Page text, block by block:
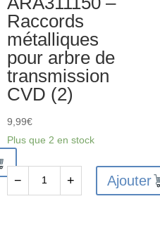
Raccords
métalliques
pour arbre de
transmission
CVD (2)
9,99€
Plus que 2 en stock
− + Ajouter